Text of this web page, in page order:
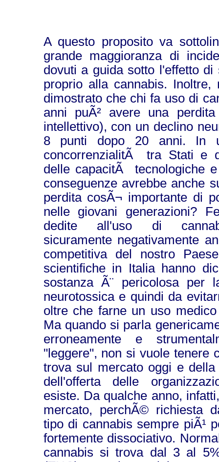
A questo proposito va
grande maggioranza di
dovuti a guida sotto l'effetto di
proprio alla cannabis. Inoltre,
dimostrato che chi fa uso di
anni puÃ² avere una
intellettivo), con un declino
8 punti dopo 20 anni. In
concorrenzialitÃ tra Stati e
delle capacitÃ tecnologiche
conseguenze avrebbe anche
perdita cosÃ¬ importante di
nelle giovani generazioni?
dedite all'uso di
sicuramente negativamente
competitiva del nostro
scientifiche in Italia hanno
sostanza Ã¨ pericolosa per
neurotossica e quindi da
oltre che farne un uso
Ma quando si parla
erroneamente e
"leggere", non si vuole tenere
trova sul mercato oggi e
dell'offerta delle
esiste. Da qualche anno,
mercato, perchÃ© richiesta
tipo di cannabis sempre piÃ¹
fortemente dissociativo.
cannabis si trova dal 3 al